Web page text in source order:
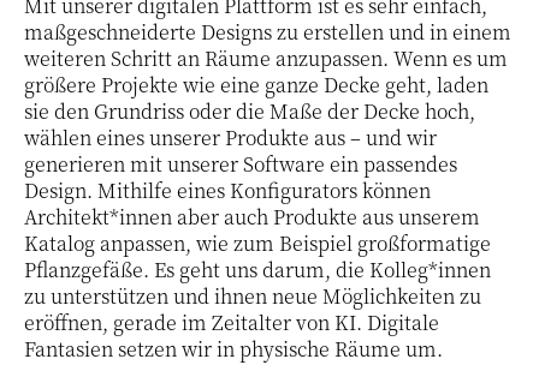
Mit unserer digitalen Plattform ist es sehr einfach,
maßgeschneiderte Designs zu erstellen und in einem
weiteren Schritt an Räume anzupassen. Wenn es um
größere Projekte wie eine ganze Decke geht, laden
sie den Grundriss oder die Maße der Decke hoch,
wählen eines unserer Produkte aus – und wir
generieren mit unserer Software ein passendes
Design. Mithilfe eines Konfigurators können
Architekt*innen aber auch Produkte aus unserem
Katalog anpassen, wie zum Beispiel großformatige
Pflanzgefäße. Es geht uns darum, die Kolleg*innen
zu unterstützen und ihnen neue Möglichkeiten zu
eröffnen, gerade im Zeitalter von KI. Digitale
Fantasien setzen wir in physische Räume um.